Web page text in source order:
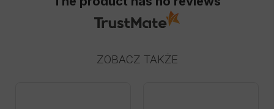
ZOBACZ TAKŻE